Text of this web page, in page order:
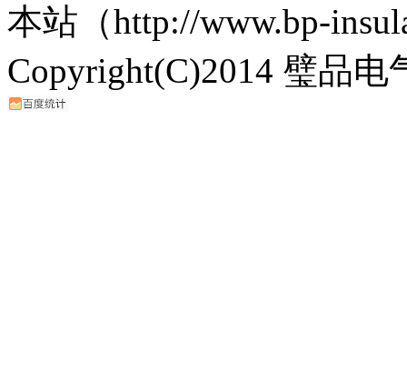
本站（http://www.bp-
Copyright(C)2014 璧品